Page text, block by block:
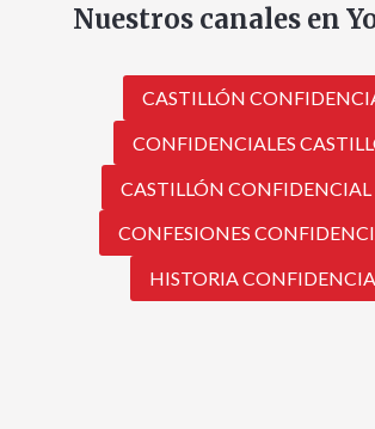
Nuestros canales en
CASTILLÓN
CONFIDENCIALES
CASTILLÓN CONFIDENCIAL
CONFESIONES
HISTORIA